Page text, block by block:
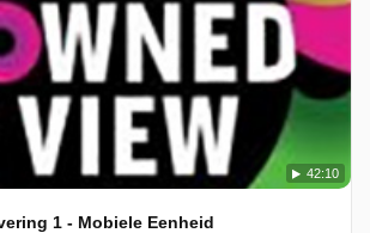
42:10
1 - Mobiele Eenheid